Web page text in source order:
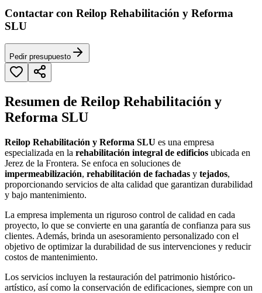
Contactar con Reilop Rehabilitación y Reforma
SLU
Pedir presupuesto
Resumen de Reilop Rehabilitación y
Reforma SLU
Reilop Rehabilitación y Reforma SLU es una empresa
especializada en la rehabilitación integral de edificios ubicada en
Jerez de la Frontera. Se enfoca en soluciones de
impermeabilización, rehabilitación de fachadas y tejados,
proporcionando servicios de alta calidad que garantizan durabilidad
y bajo mantenimiento.
La empresa implementa un riguroso control de calidad en cada
proyecto, lo que se convierte en una garantía de confianza para sus
clientes. Además, brinda un asesoramiento personalizado con el
objetivo de optimizar la durabilidad de sus intervenciones y reducir
costos de mantenimiento.
Los servicios incluyen la restauración del patrimonio histórico-
artístico, así como la conservación de edificaciones, siempre con un